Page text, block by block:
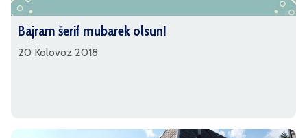
Bajram šerif mubarek olsun!
20 Kolovoz 2018